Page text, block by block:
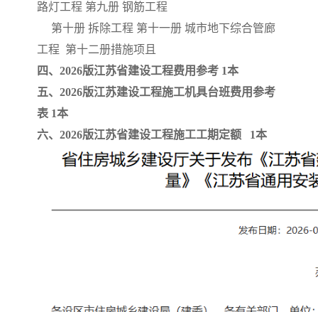
路灯工程 第九册 钢筋工程
第十册 拆除工程 第十一册 城市地下综合管廊
工程 第十二册措施项且
四、2026版江苏省建设工程费用参考 1本
五、2026版江苏建设工程施工机具台班费用参考
表 1本
六、2026版江苏省建设工程施工工期定额 1本